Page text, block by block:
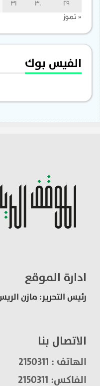
29
30
31
« تموز
الفيس بوك
ادارة الموقع
رئيس التحرير: مازن الريس
الاتصال بنا
الهاتف : 2150311
الفاكس: 2150311